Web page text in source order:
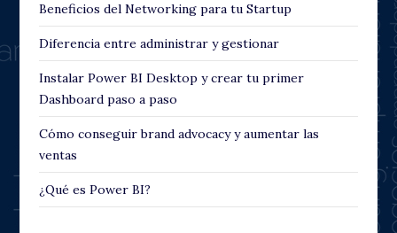
Beneficios del Networking para tu Startup
Diferencia entre administrar y gestionar
Instalar Power BI Desktop y crear tu primer
Dashboard paso a paso
Cómo conseguir brand advocacy y aumentar las
ventas
¿Qué es Power BI?